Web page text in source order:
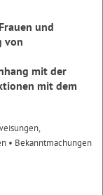
und
von
mit der
mit dem
• Bekanntmachungen